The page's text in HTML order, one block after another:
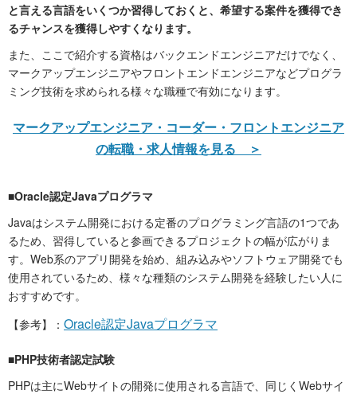
と言える言語をいくつか習得しておくと、希望する案件を獲得でき
るチャンスを獲得しやすくなります。
また、ここで紹介する資格はバックエンドエンジニアだけでなく、
マークアップエンジニアやフロントエンドエンジニアなどプログラ
ミング技術を求められる様々な職種で有効になります。
マークアップエンジニア・コーダー・フロントエンジニア
の転職・求人情報を見る ＞
■Oracle認定Javaプログラマ
Javaはシステム開発における定番のプログラミング言語の1つであ
るため、習得していると参画できるプロジェクトの幅が広がりま
す。Web系のアプリ開発を始め、組み込みやソフトウェア開発でも
使用されているため、様々な種類のシステム開発を経験したい人に
おすすめです。
【参考】： Oracle認定Javaプログラマ
■PHP技術者認定試験
PHPは主にWebサイトの開発に使用される言語で、同じくWebサイ